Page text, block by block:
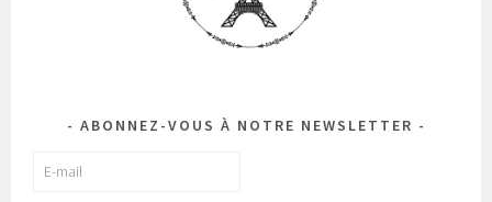
ABONNEZ-VOUS À NOTRE NEWSLETTER